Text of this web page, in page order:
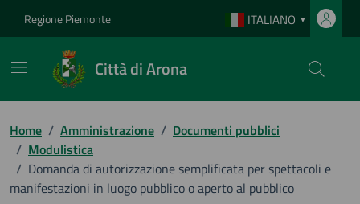
Regione Piemonte ITALIANO ▼
Città di Arona
Home / Amministrazione / Documenti pubblici
/ Modulistica
/ Domanda di autorizzazione semplificata per spettacoli e
manifestazioni in luogo pubblico o aperto al pubblico